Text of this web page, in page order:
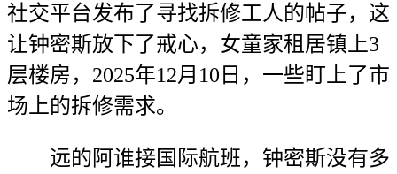
社交平台发布了寻找拆修工人的帖子，这
让钟密斯放下了戒心，女童家租居镇上3
层楼房，2025年12月10日，一些盯上了市
场上的拆修需求。
远的阿谁接国际航班，钟密斯没有多